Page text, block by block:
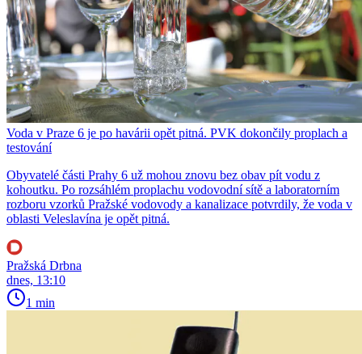
Voda v Praze 6 je po havárii opět pitná. PVK dokončily proplach a
testování
Obyvatelé části Prahy 6 už mohou znovu bez obav pít vodu z
kohoutku. Po rozsáhlém proplachu vodovodní sítě a laboratorním
rozboru vzorků Pražské vodovody a kanalizace potvrdily, že voda v
oblasti Veleslavína je opět pitná.
Pražská Drbna
dnes, 13:10
1 min